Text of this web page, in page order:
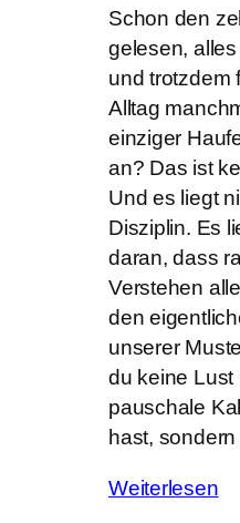
Schon den
gelesen,
und trotzdem
Alltag
einziger
an? Das ist
Und es liegt
Disziplin. Es
daran, dass
Verstehen
den
unserer
du keine Lust
pauschale
hast,
Weiterlesen